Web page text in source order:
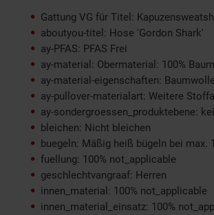
Gattung VG für Titel:
aboutyou-titel: Hose 'Gordon Shark'
ay-PFAS: PFAS Frei
ay-material: Obermaterial: 100%
ay-material-eigenschaften: Baumwolle
ay-pullover-materialart: Weitere
ay-sondergroessen_produktebene:
bleichen: Nicht bleichen
buegeln: Mäßig heiß bügeln bei max.
fuellung: 100% not_applicable
geschlechtvangraaf: Herren
innen_material: 100% not_applicable
innen_material_einsatz: 100%